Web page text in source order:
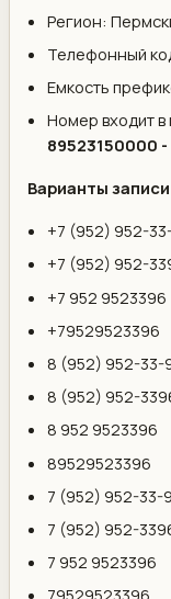
Регион:
Телефонный
Емкость
Номер входит
89523150000
Варианты
+7 (952) 952-
+7 (952) 952-
+7 952 9523396
+79529523396
8 (952) 952-33-
8 (952) 952-
8 952 9523396
89529523396
7 (952) 952-33-
7 (952) 952-
7 952 9523396